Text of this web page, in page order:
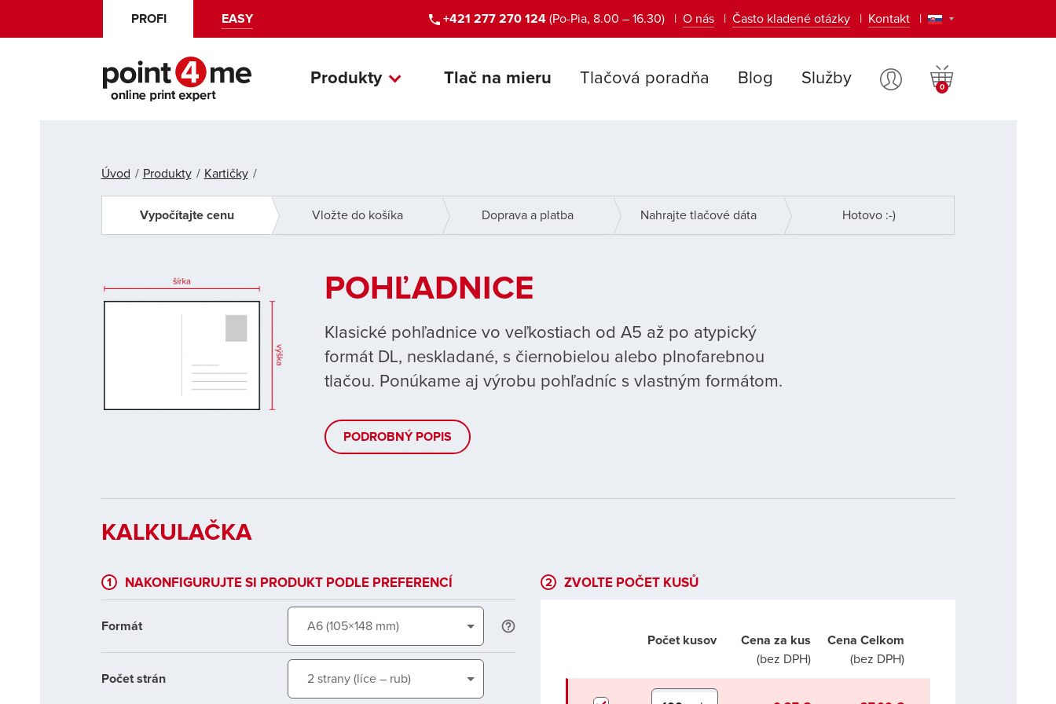
PROFI EASY +421 277 270 124(Po-Pia, 8.00 – 16.30) O nás Často kladené otázky Kontakt
Produkty Tlač na mieru Tlačová poradňa Blog Služby
PrihlásenieVstúpiť
Úvod Produkty Kartičky
Vypočítajte cenu Vložte do košíka Doprava a platba Nahrajte tlačové dáta Hotovo :-)
POHĽADNICE
Klasické pohľadnice vo veľkostiach od A5 až po atypický
formát DL, neskladané, s čiernobielou alebo plnofarebnou
tlačou. Ponúkame aj výrobu pohľadníc s vlastným formátom.
PODROBNÝ POPIS
KALKULAČKA
1 NAKONFIGURUJTE SI PRODUKT PODLE PREFERENCÍ
Formát A6 (105×148 mm)
Počet strán 2 strany (líce – rub)
2 ZVOLTE POČET KUSŮ
Počet kusov
Cena za kus
(bez DPH)
Cena Celkom
(bez DPH)